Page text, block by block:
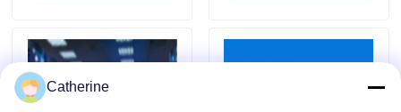
Office 2024 Key Acquista
più professionale dell'ufficio 2021
Catherine